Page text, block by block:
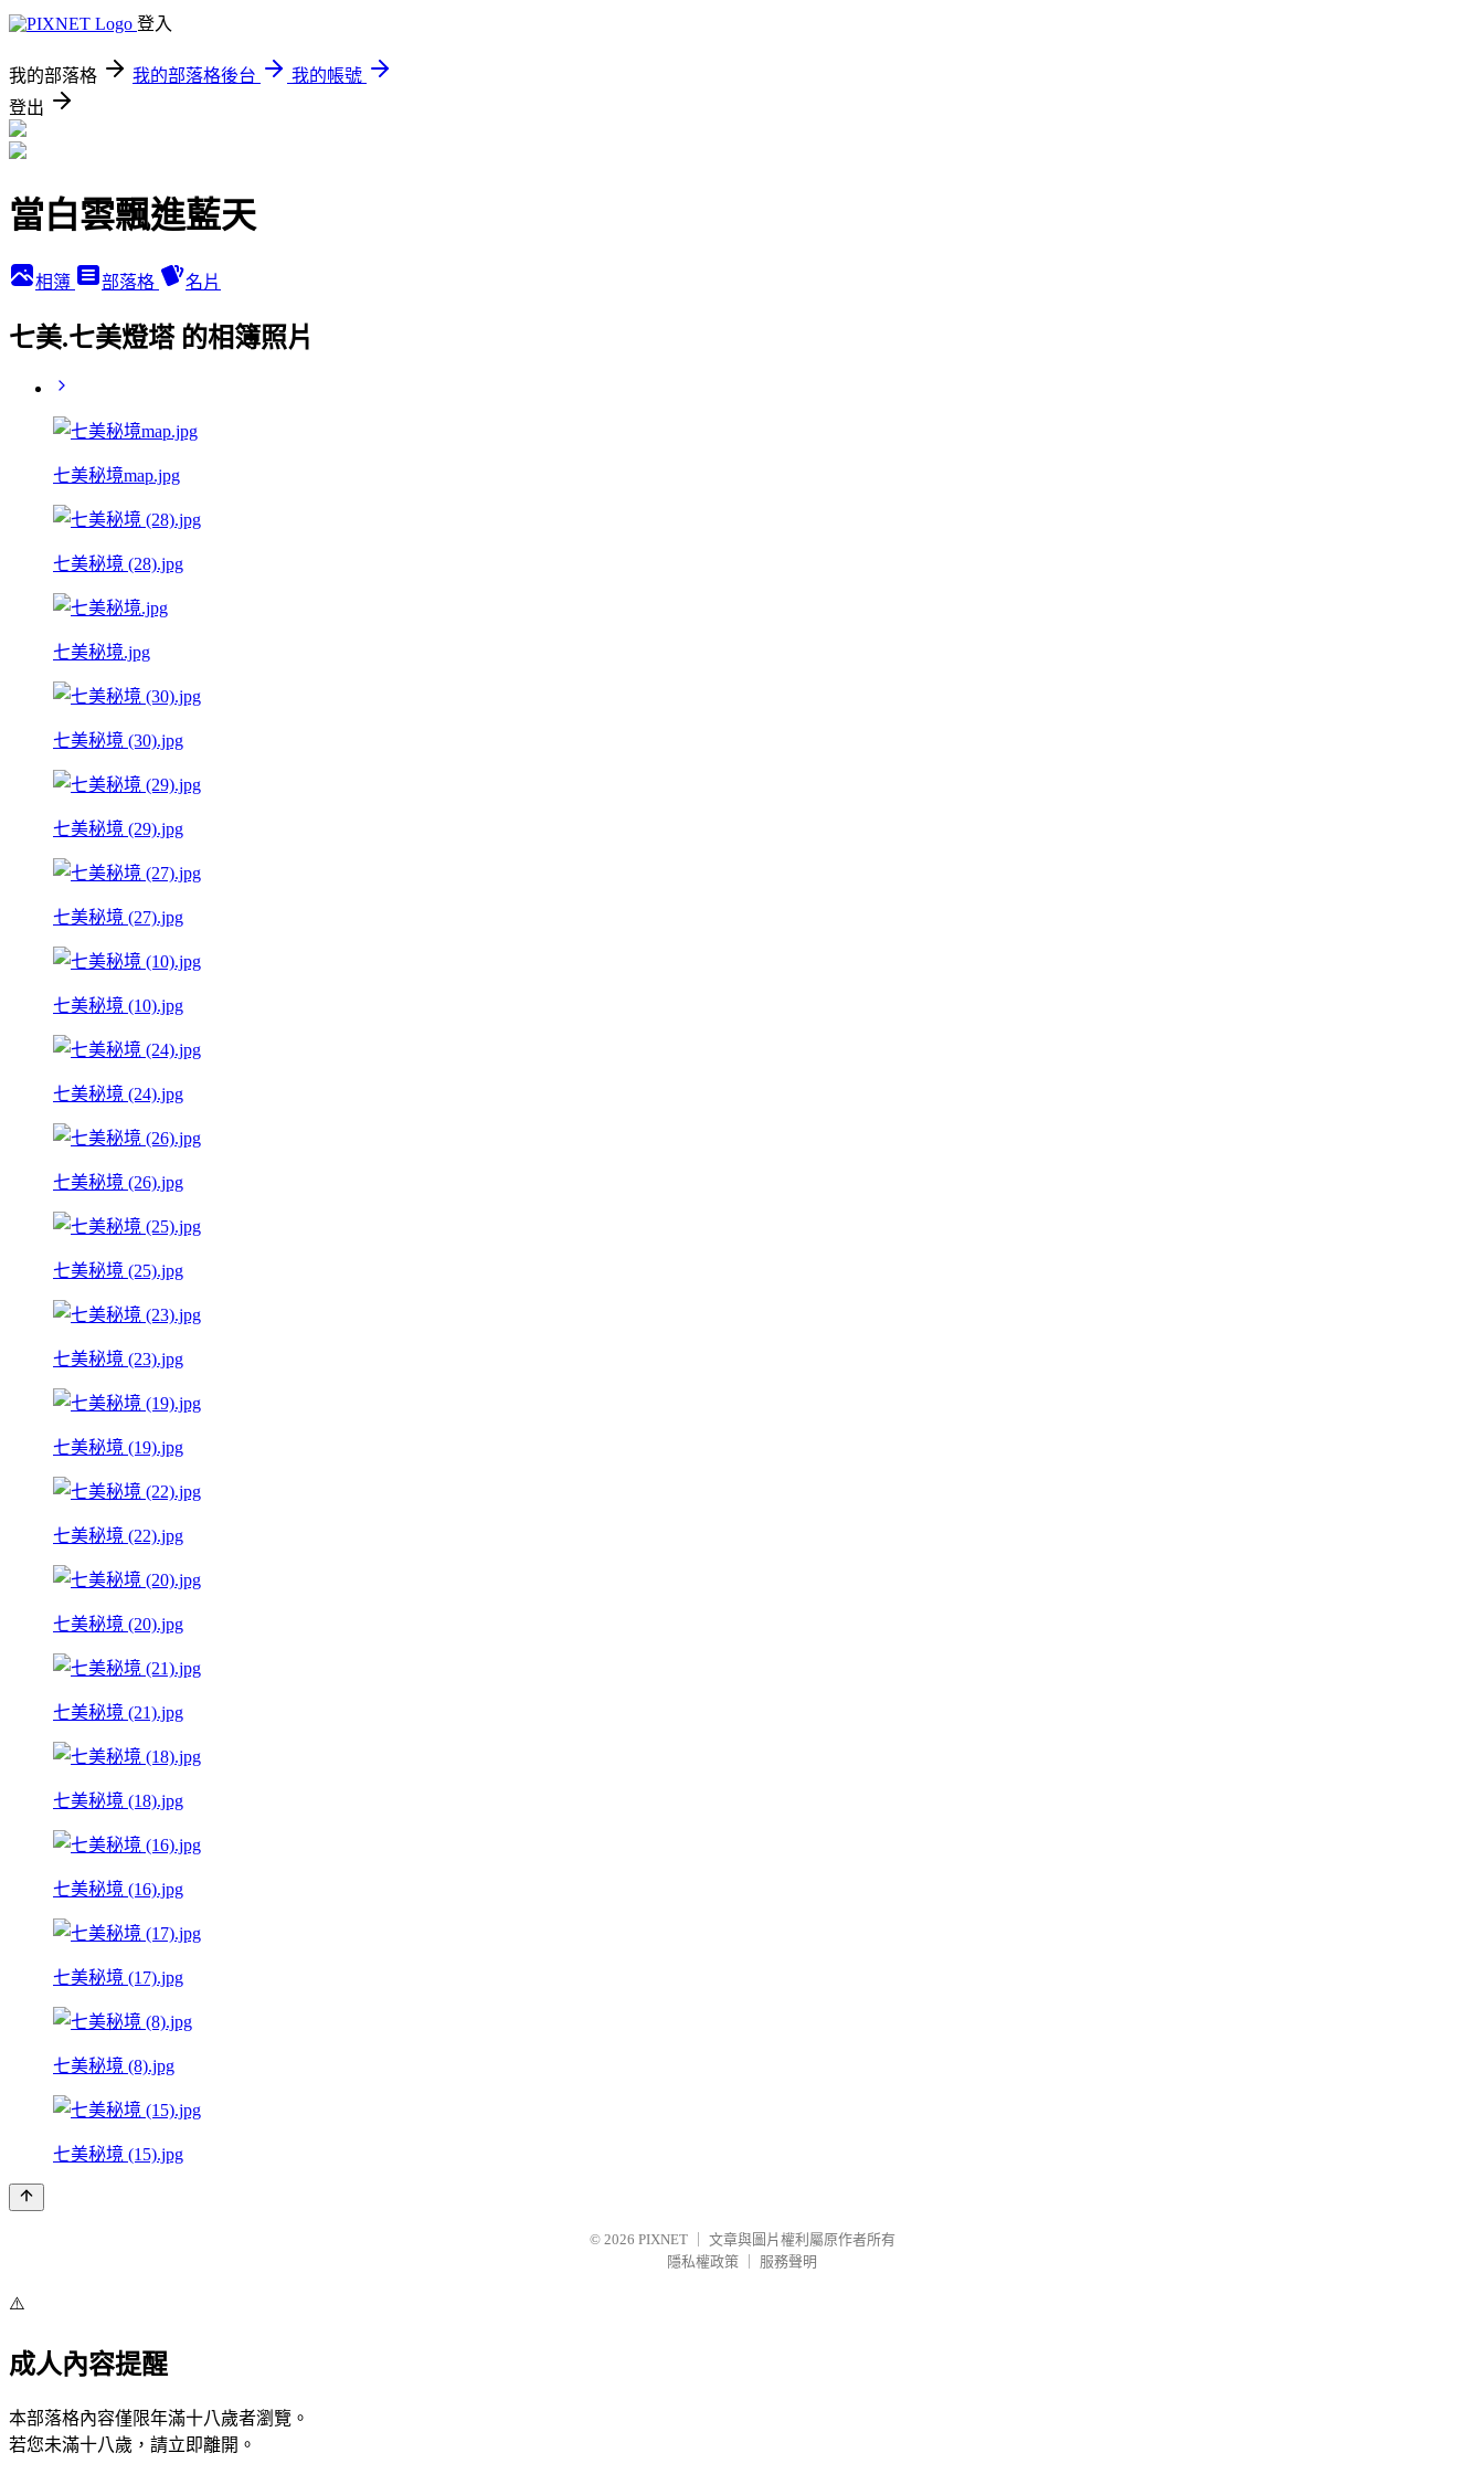
登入
我的部落格 我的部落格後台
我的帳號
登出
當白雲飄進藍天
相簿 部落格 名片
七美.七美燈塔 的相簿照片
七美秘境map.jpg
七美秘境 (28).jpg
七美秘境.jpg
七美秘境 (30).jpg
七美秘境 (29).jpg
七美秘境 (27).jpg
七美秘境 (10).jpg
七美秘境 (24).jpg
七美秘境 (26).jpg
七美秘境 (25).jpg
七美秘境 (23).jpg
七美秘境 (19).jpg
七美秘境 (22).jpg
七美秘境 (20).jpg
七美秘境 (21).jpg
七美秘境 (18).jpg
七美秘境 (16).jpg
七美秘境 (17).jpg
七美秘境 (8).jpg
七美秘境 (15).jpg
© 2026 PIXNET
文章與圖片權利屬原作者所有
隱私權政策
服務聲明
⚠️
成人內容提醒
本部落格內容僅限年滿十八歲者瀏覽。
若您未滿十八歲，請立即離開。